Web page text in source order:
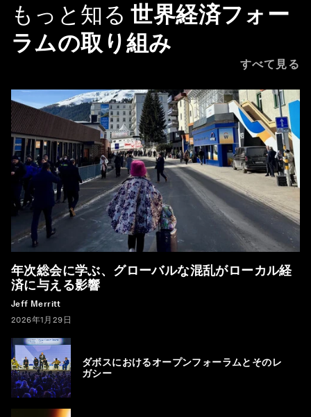
もっと知る 世界経済フォー
ラムの取り組み
すべて見る
年次総会に学ぶ、グローバルな混乱がローカル経
済に与える影響
Jeff Merritt
2026年1月29日
ダボスにおけるオープンフォーラムとそのレ
ガシー